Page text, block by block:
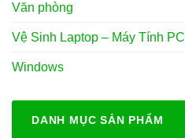
Văn phòng
Vệ Sinh Laptop – Máy Tính PC
Windows
DANH MỤC SẢN PHẨM